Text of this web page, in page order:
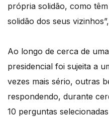
própria solidão, como
solidão dos seus
Ao longo de cerca de
presidencial foi sujeita a
vezes mais sério, outras
respondendo, durante
10 perguntas